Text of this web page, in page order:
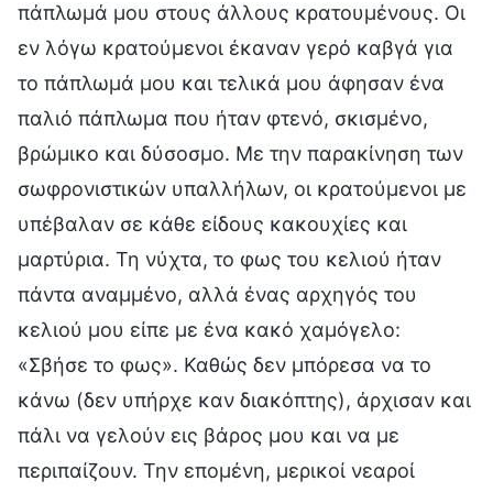
πάπλωμά μου στους άλλους κρατουμένους. Οι
εν λόγω κρατούμενοι έκαναν γερό καβγά για
το πάπλωμά μου και τελικά μου άφησαν ένα
παλιό πάπλωμα που ήταν φτενό, σκισμένο,
βρώμικο και δύσοσμο. Με την παρακίνηση των
σωφρονιστικών υπαλλήλων, οι κρατούμενοι με
υπέβαλαν σε κάθε είδους κακουχίες και
μαρτύρια. Τη νύχτα, το φως του κελιού ήταν
πάντα αναμμένο, αλλά ένας αρχηγός του
κελιού μου είπε με ένα κακό χαμόγελο:
«Σβήσε το φως». Καθώς δεν μπόρεσα να το
κάνω (δεν υπήρχε καν διακόπτης), άρχισαν και
πάλι να γελούν εις βάρος μου και να με
περιπαίζουν. Την επομένη, μερικοί νεαροί